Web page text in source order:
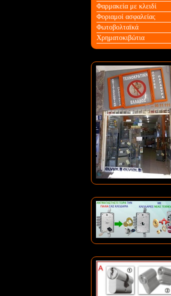
Φαρμακεία με κλειδί
Φοριαμοί ασφαλείας
Φωτοβολταϊκά
Χρηματοκιβώτια